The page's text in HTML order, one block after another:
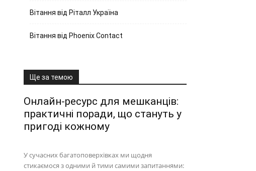
Вітання від Ріталл Україна
Вітання від Phoenix Contact
Ще за темою
Онлайн-ресурс для мешканців:
практичні поради, що стануть у
пригоді кожному
У сучасних багатоповерхівках ми щодня
стикаємося з одними й тими самими запитаннями: